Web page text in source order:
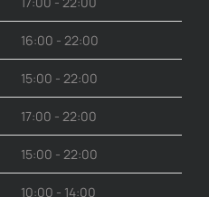
16:00 - 22:00
15:00 - 22:00
17:00 - 22:00
15:00 - 22:00
10:00 - 14:00